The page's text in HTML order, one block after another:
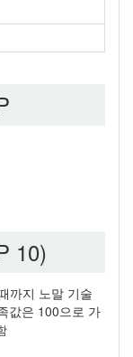
10)
까지 노말 기술
값은 100으로 가